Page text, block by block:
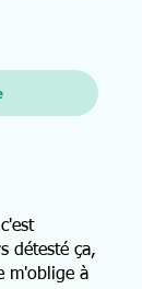
détesté ça,
m'oblige à